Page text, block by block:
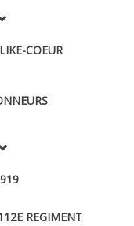
COEUR
REGIMENT